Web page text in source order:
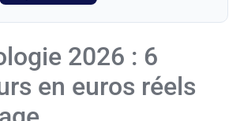
2026 : 6
en euros réels